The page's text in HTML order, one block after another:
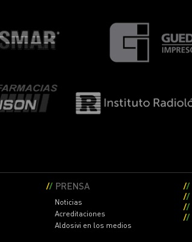
PRENSA
Noticias
Acreditaciones
Aldosivi en los medios